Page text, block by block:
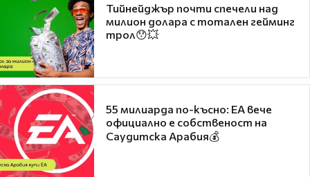
Тийнейджър почти спечели над
милион долара с тотален гейминг
трол😯💥
55 милиарда по-късно: EA вече
официално е собственост на
Саудитска Арабия💰